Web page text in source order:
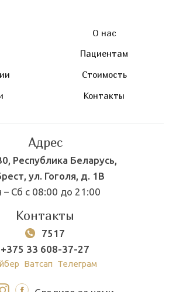
О нас
Пациентам
Стоимость
Контакты
Адрес
Республика Беларусь,
ул. Гоголя, д. 1В
– Сб с 08:00 до 21:00
Контакты
+375 33 608-37-27
Ватсап Телеграм
7517